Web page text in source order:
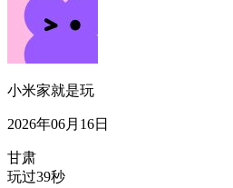
小米家就是玩
2026年06月16日
甘肃
玩过39秒